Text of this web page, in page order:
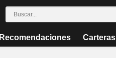
Recomendaciones Carteras